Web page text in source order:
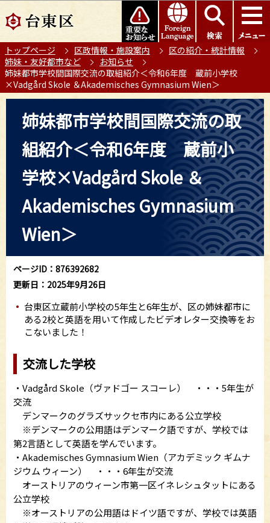
の
ー
ジ
の
先
このページの本文へ移動
トップページ 区政情報・施設案内
区の紹介・統計情報
姉妹・友好都市など
お知らせ
姉妹都市学校間国際交流の取組紹介＜令和6年度 蔵前小学校
×Vadgård Skole ＆Akademisches Gymnasium Wien＞
姉妹都市学校間国際交流の取
組紹介＜令和6年度 蔵前小
学校×Vadgård Skole ＆
Akademisches Gymnasium
Wien＞
ページID：876392682
更新日：2025年9月26日
台東区立蔵前小学校の5年生と6年生が、区の姉妹都市に
ある2校と英語を用いて作成したビデオレター交換等をお
こないました！
交流した学校
・Vadgård Skole（ヴァドゴー スコーレ） ・・・5年生が
交流
デンマークのグラズサックセ市内にある公立学校
※デンマークの公用語はデンマーク語ですが、学校では
第2言語として英語を学んでいます。
・Akademisches Gymnasium Wien（アカデミック ギムナ
ジウム ウィーン） ・・・6年生が交流
オーストリアのウィーン市第一区イネレシュタットにある
公立学校
※オーストリアの公用語はドイツ語ですが、学校では英語